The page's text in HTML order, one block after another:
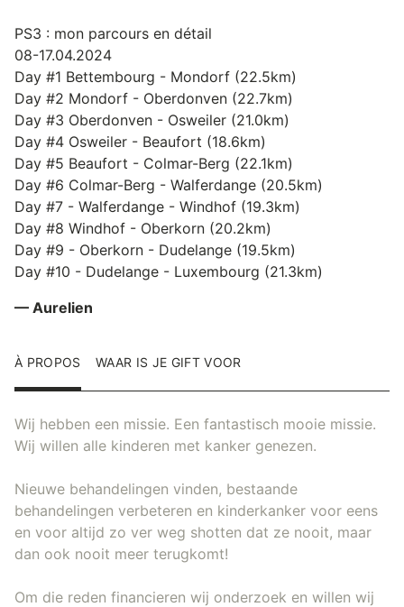
PS3 : mon parcours en détail
08-17.04.2024
Day #1 Bettembourg - Mondorf (22.5km)
Day #2 Mondorf - Oberdonven (22.7km)
Day #3 Oberdonven - Osweiler (21.0km)
Day #4 Osweiler - Beaufort (18.6km)
Day #5 Beaufort - Colmar-Berg (22.1km)
Day #6 Colmar-Berg - Walferdange (20.5km)
Day #7 - Walferdange - Windhof (19.3km)
Day #8 Windhof - Oberkorn (20.2km)
Day #9 - Oberkorn - Dudelange (19.5km)
Day #10 - Dudelange - Luxembourg (21.3km)
— Aurelien
À PROPOS WAAR IS JE GIFT VOOR
Wij hebben een missie. Een fantastisch mooie missie.
Wij willen alle kinderen met kanker genezen.
Nieuwe behandelingen vinden, bestaande
behandelingen verbeteren en kinderkanker voor eens
en voor altijd zo ver weg shotten dat ze nooit, maar
dan ook nooit meer terugkomt!
Om die reden financieren wij onderzoek en willen wij